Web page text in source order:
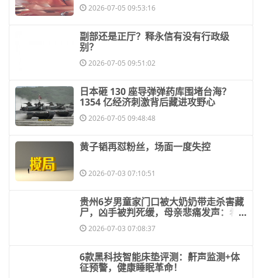
2026-07-05 09:53:16
​副部还是正厅？释永信有没有行政级
别？
2026-07-05 09:51:02
​日本砸 130 座导弹弹药库围堵台海？
1354 亿经济刺激背后藏进攻野心
2026-07-05 09:48:48
​黄子韬再怼粉丝，场面一度失控
2026-07-03 07:10:51
​贵州6岁男童家门口被大奶奶带走杀害藏
尸，凶手被判死缓，母亲悲痛发声：希
望 2026-07-03 07:08:37
​6款黑科技智能床垫评测：鼾声监测+体
征预警，健康睡眠革命！